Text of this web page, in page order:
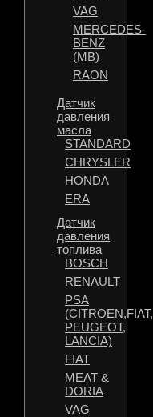
VAG
MERCEDES-
BENZ
(MB)
RAON
Датчик
давления
масла
STANDARD
CHRYSLER
HONDA
ERA
Датчик
давления
топлива
BOSCH
RENAULT
PSA
(CITROEN,FIAT,
PEUGEOT,
LANCIA)
FIAT
MEAT &
DORIA
VAG